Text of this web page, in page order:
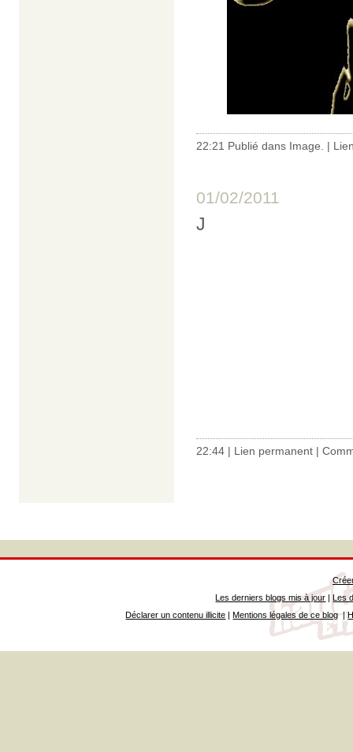
22:21 Publié dans Image. |
01/02/2011
J
22:44 | Lien permanent |
Les derniers blogs mis à jour |Les
Déclarer un contenu illicite |Mentions légales de ce blog|